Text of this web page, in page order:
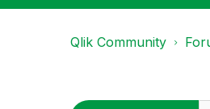
Qlik Community